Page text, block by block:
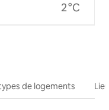
2 °C
de logements